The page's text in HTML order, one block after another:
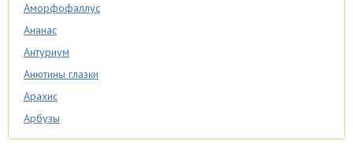
Аморфофаллус
Ананас
Антуриум
Анютины глазки
Арахис
Арбузы
Аспарагус